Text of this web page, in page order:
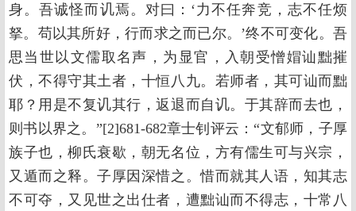
身。吾诚怪而讥焉。对曰：‘力不任奔竞，志不任烦
拏。苟以其所好，行而求之而已尔。’终不可变化。吾
思当世以文儒取名声，为显官，入朝受憎媢讪黜摧
伏，不得守其土者，十恒八九。若师者，其可讪而黜
耶？用是不复讥其行，返退而自讥。于其辞而去也，
则书以界之。”[2]681-682章士钊评云：“文郁师，子厚
族子也，柳氏衰歇，朝无名位，方有儒生可与兴宗，
又遁而之释。子厚因深惜之。惜而就其人语，知其志
不可夺，又见世之出仕者，遭黜讪而不得志，十常八